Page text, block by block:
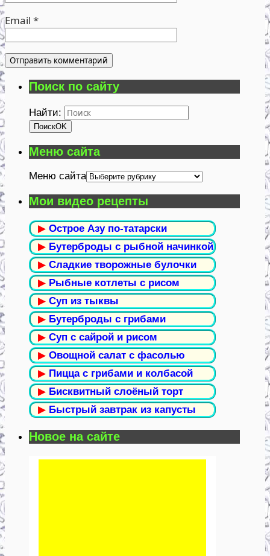
Email *
Поиск по сайту
Найти:
ПоискOK
Меню сайта
Меню сайта
Мои видео рецепты
▶ Острое Азу по-татарски
▶ Бутерброды с рыбной начинкой
▶ Сладкие творожные булочки
▶ Рыбные котлеты с рисом
▶ Суп из тыквы
▶ Бутерброды с грибами
▶ Суп с сайрой и рисом
▶ Овощной салат с фасолью
▶ Пицца с грибами и колбасой
▶ Бисквитный слоёный торт
▶ Быстрый завтрак из капусты
Новое на сайте